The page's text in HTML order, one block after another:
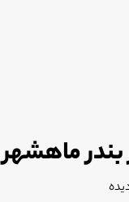
ماهشهر